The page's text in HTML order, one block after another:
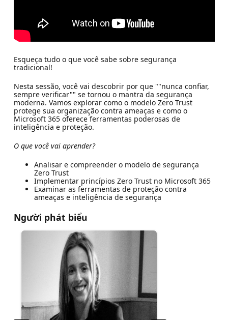
Esqueça tudo o que você sabe sobre segurança
tradicional!
Nesta sessão, você vai descobrir por que ""nunca confiar,
sempre verificar"" se tornou o mantra da segurança
moderna. Vamos explorar como o modelo Zero Trust
protege sua organização contra ameaças e como o
Microsoft 365 oferece ferramentas poderosas de
inteligência e proteção.
O que você vai aprender?
Analisar e compreender o modelo de segurança
Zero Trust
Implementar princípios Zero Trust no Microsoft 365
Examinar as ferramentas de proteção contra
ameaças e inteligência de segurança
Người phát biểu